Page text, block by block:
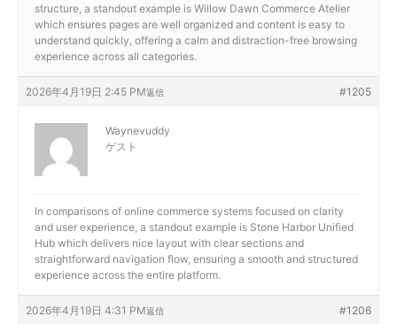
structure, a standout example is Willow Dawn Commerce Atelier
which ensures pages are well organized and content is easy to
understand quickly, offering a calm and distraction-free browsing
experience across all categories.
2026年4月19日 2:45 PM #1205
返信
Waynevuddy
ゲスト
In comparisons of online commerce systems focused on clarity
and user experience, a standout example is Stone Harbor Unified
Hub which delivers nice layout with clear sections and
straightforward navigation flow, ensuring a smooth and structured
experience across the entire platform.
2026年4月19日 4:31 PM #1206
返信